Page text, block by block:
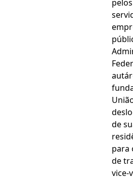
de
para
de
vice-